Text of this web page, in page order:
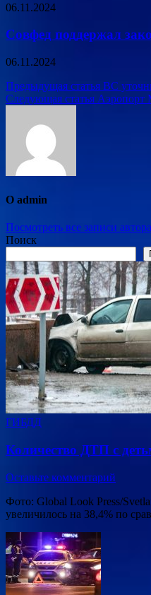
06.11.2024
Совфед поддержал
06.11.2024
Навигация
по
записям
Предыдущая статья ВС
Следующая статья Аэропорт
О admin
Посмотреть все записи
Поиск
ГИБДД
Количество ДТП с
Оставьте комментарий
Фото: Global Look Press/
увеличилось на 38,4% по